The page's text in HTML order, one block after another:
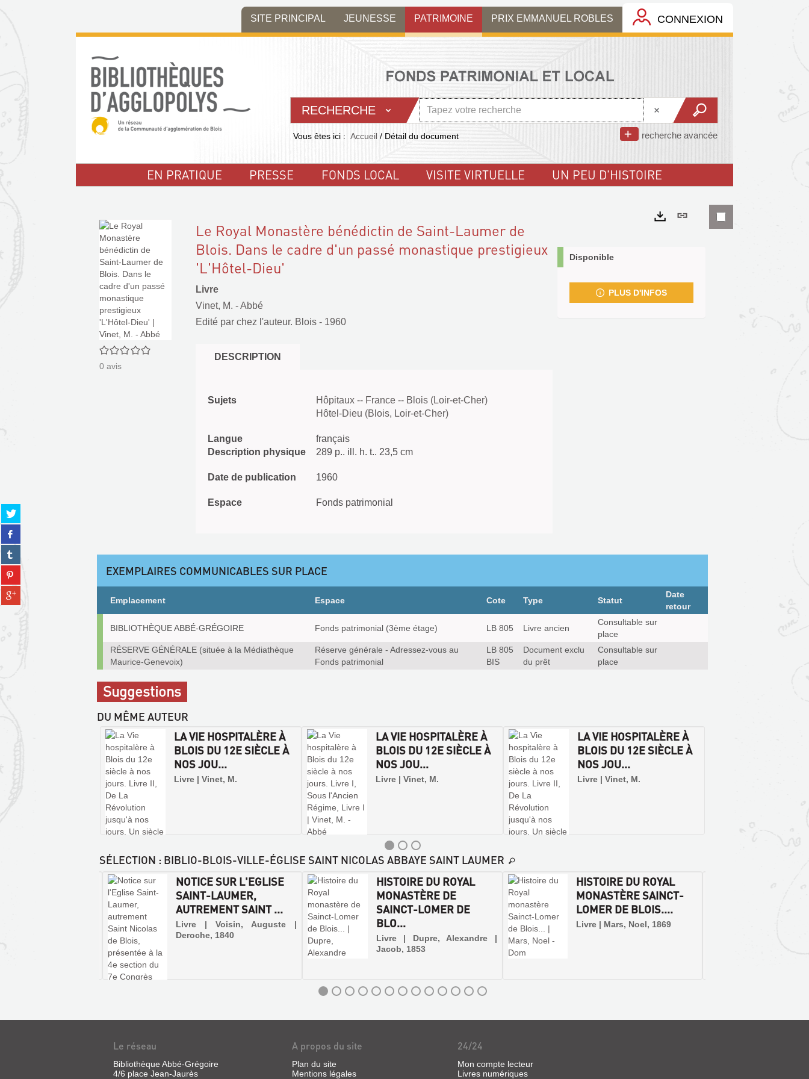
menu
contenu
la
SITE PRINCIPAL JEUNESSE PATRIMOINE PRIX EMMANUEL ROBLES CONNEXION
RECHERCHE
recherche avancée
Vous êtes ici : Accueil / Détail du document
EN PRATIQUE PRESSE FONDS LOCAL VISITE VIRTUELLE UN PEU D'HISTOIRE
Partager
sur
twitter
(Nouvelle
fenêtre)
Partager
sur
facebook
(Nouvelle
fenêtre)
Partager
sur
tumblr
(Nouvelle
fenêtre)
Partager
sur
pinterest
(Nouvelle
Partager
sur
0/5
0 avis
Le Royal Monastère bénédictin de Saint-Laumer de
Blois. Dans le cadre d'un passé monastique prestigieux
'L'Hôtel-Dieu'
Livre
Vinet, M. - Abbé
Edité par chez l'auteur. Blois - 1960
DESCRIPTION
Sujets
Hôpitaux -- France -- Blois (Loir-et-Cher)
Hôtel-Dieu (Blois, Loir-et-Cher)
Langue
français
Description physique
289 p.. ill. h. t.. 23,5 cm
Date de publication 1960
Espace Fonds patrimonial
Lien
Disponible
PLUS D'INFOS
EXEMPLAIRES COMMUNICABLES SUR PLACE
communicables
place
Emplacement Espace Cote Type Statut
Date
retour
BIBLIOTHÈQUE ABBÉ-GRÉGOIRE Fonds patrimonial (3ème étage) LB 805 Livre ancien
Consultable sur
place
RÉSERVE GÉNÉRALE (située à la Médiathèque
Maurice-Genevoix)
Réserve générale - Adressez-vous au
Fonds patrimonial
LB 805
BIS
Document exclu
du prêt
Consultable sur
place
Suggestions
DU MÊME AUTEUR
LA VIE HOSPITALÈRE À
BLOIS DU 12E SIÈCLE À
NOS JOU...
Livre | Vinet, M.
LA VIE HOSPITALÈRE À
BLOIS DU 12E SIÈCLE À
NOS JOU...
Livre | Vinet, M.
LA VIE HOSPITALÈRE À
BLOIS DU 12E SIÈCLE À
NOS JOU...
Livre | Vinet, M.
SÉLECTION : BIBLIO-BLOIS-VILLE-ÉGLISE SAINT NICOLAS ABBAYE SAINT LAUMER
HISTOIRE DU ROYAL
MONASTÈRE DE
SAINCT-LOMER DE
BLO...
Livre | Dupre, Alexandre |
Jacob, 1853
HISTOIRE DU ROYAL
MONASTÈRE SAINCT-
LOMER DE BLOIS....
Livre | Mars, Noel, 1869
NOTICE SUR L'EGLISE
SAINT-LAUMER,
AUTREMENT SAINT ...
Livre | Voisin, Auguste |
Deroche, 1840
Le réseau
Bibliothèque Abbé-Grégoire
4/6 place Jean-Jaurès
A propos du site
Plan du site
Mentions légales
24/24
Mon compte lecteur
Livres numériques